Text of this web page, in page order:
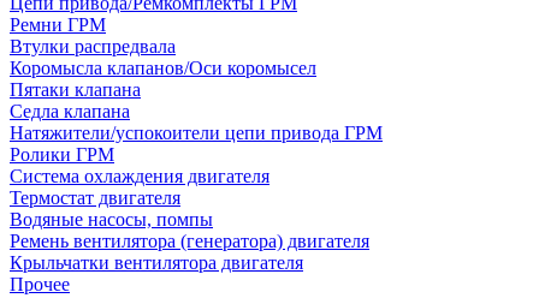
Ремни ГРМ
Втулки распредвала
Коромысла клапанов/Оси коромысел
Пятаки клапана
Седла клапана
Натяжители/успокоители цепи привода ГРМ
Ролики ГРМ
Система охлаждения двигателя
Термостат двигателя
Водяные насосы, помпы
Ремень вентилятора (генератора) двигателя
Крыльчатки вентилятора двигателя
Прочее